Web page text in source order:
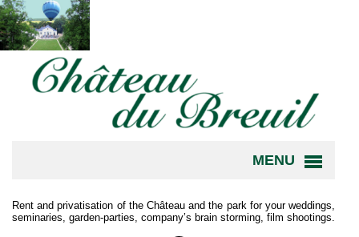
MENU
Rent and privatisation of the Château and the park for your weddings,
seminaries, garden-parties, company’s brain storming, film shootings.